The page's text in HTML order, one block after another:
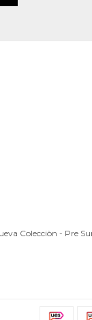
Colecciòn - Pre